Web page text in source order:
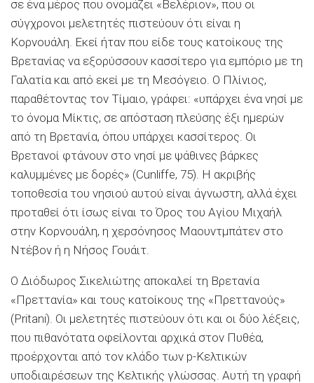
σε ένα μέρος που ονομάζει «Βελέριον», που οι
σύγχρονοι μελετητές πιστεύουν ότι είναι η
Κορνουάλη. Εκεί ήταν που είδε τους κατοίκους της
Βρετανίας να εξορύσσουν κασσίτερο για εμπόριο με τη
Γαλατία και από εκεί με τη Μεσόγειο. Ο Πλίνιος,
παραθέτοντας τον Τίμαιο, γράφει: «υπάρχει ένα νησί με
το όνομα Μίκτις, σε απόσταση πλεύσης έξι ημερών
από τη Βρετανία, όπου υπάρχει κασσίτερος. Οι
Βρετανοί φτάνουν στο νησί με ψάθινες βάρκες
καλυμμένες με δορές» (Cunliffe, 75). Η ακριβής
τοποθεσία του νησιού αυτού είναι άγνωστη, αλλά έχει
προταθεί ότι ίσως είναι το Όρος του Αγίου Μιχαήλ
στην Κορνουάλη, η χερσόνησος Μαουντμπάτεν στο
Ντέβον ή η Νήσος Γουάιτ.
Ο Διόδωρος Σικελιώτης αποκαλεί τη Βρετανία
«Πρεττανία» και τους κατοίκους της «Πρεττανούς»
(Pritani). Οι μελετητές πιστεύουν ότι και οι δύο λέξεις,
που πιθανότατα οφείλονται αρχικά στον Πυθέα,
προέρχονται από τον κλάδο των p-Κελτικών
υποδιαιρέσεων της Κελτικής γλώσσας. Αυτή τη γραφή